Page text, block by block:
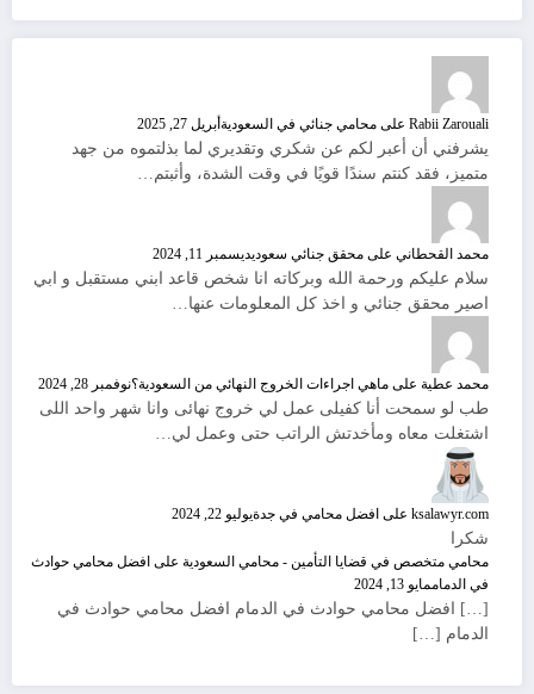
Rabii Zarouali علىمحامي جنائي في السعودية أبريل 27, 2025
يشرفني أن أعبر لكم عن شكري وتقديري لما بذلتموه من جهد
متميز، فقد كنتم سندًا قويًا في وقت الشدة، وأثبتم…
محمد القحطاني علىمحقق جنائي سعوديديسمبر 11, 2024
سلام عليكم ورحمة الله وبركاته انا شخص قاعد ابني مستقبل و ابي
اصير محقق جنائي و اخذ كل المعلومات عنها…
محمد عطية علىماهي اجراءات الخروج النهائي من السعودية؟نوفمبر 28, 2024
طب لو سمحت أنا كفيلى عمل لي خروج نهائى وانا شهر واحد اللى
اشتغلت معاه ومأخدتش الراتب حتى وعمل لي…
ksalawyr.com على افضل محامي في جدةيوليو 22, 2024
شكرا
محامي متخصص في قضايا التأمين - محامي السعودية على افضل محامي حوادث
في الدماممايو 13, 2024
[…] افضل محامي حوادث في الدمام افضل محامي حوادث في
الدمام […]